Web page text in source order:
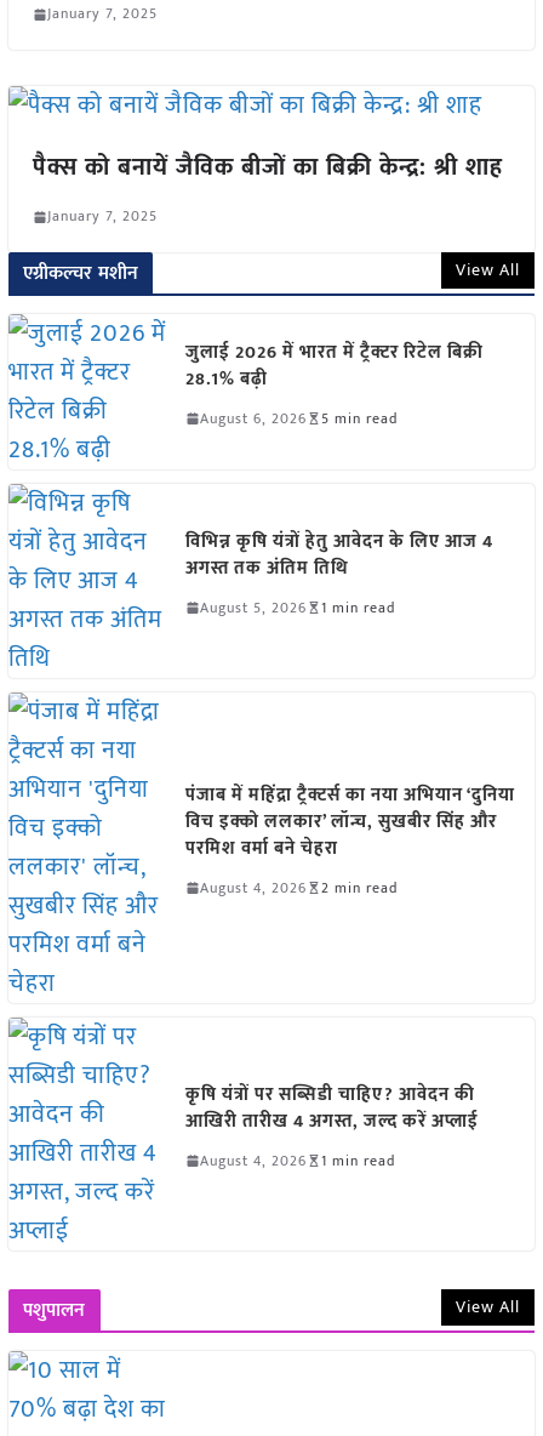
January 7, 2025
पैक्स को बनायें जैविक बीजों का बिक्री केन्द्र: श्री शाह
January 7, 2025
एग्रीकल्चर मशीन View All
जुलाई 2026 में भारत में ट्रैक्टर रिटेल बिक्री
28.1% बढ़ी
August 6, 2026 5 min read
विभिन्न कृषि यंत्रों हेतु आवेदन के लिए आज 4
अगस्त तक अंतिम तिथि
August 5, 2026 1 min read
पंजाब में महिंद्रा ट्रैक्टर्स का नया अभियान ‘दुनिया
विच इक्को ललकार’ लॉन्च, सुखबीर सिंह और
परमिश वर्मा बने चेहरा
August 4, 2026 2 min read
कृषि यंत्रों पर सब्सिडी चाहिए? आवेदन की
आखिरी तारीख 4 अगस्त, जल्द करें अप्लाई
August 4, 2026 1 min read
पशुपालन View All